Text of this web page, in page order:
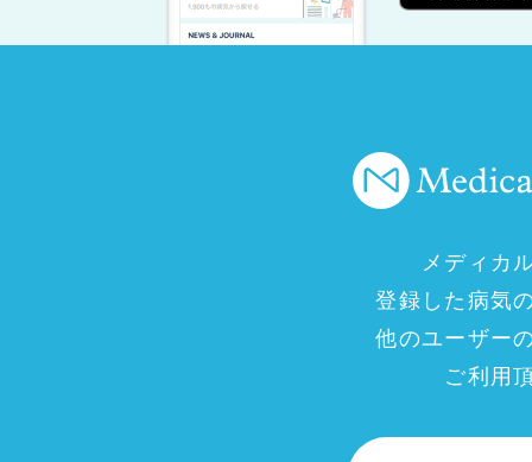
メディカ
登録した病気
他のユーザー
ご利用